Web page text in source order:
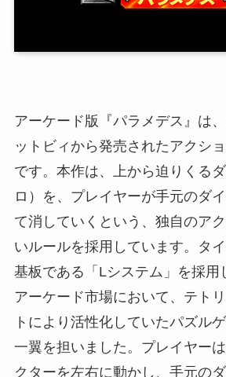
アーケード版『パラメデス』は
ットビィから発売されたアクシ
です。本作は、上から迫りくる
ロ）を、プレイヤーが手元のダ
て消していくという、独自のア
いルールを採用しています。タ
基板である「Lシステム」を採用
アーケード市場において、テト
トにより活性化していたパズル
一翼を担いました。プレイヤー
クターを左右に動かし、手元の